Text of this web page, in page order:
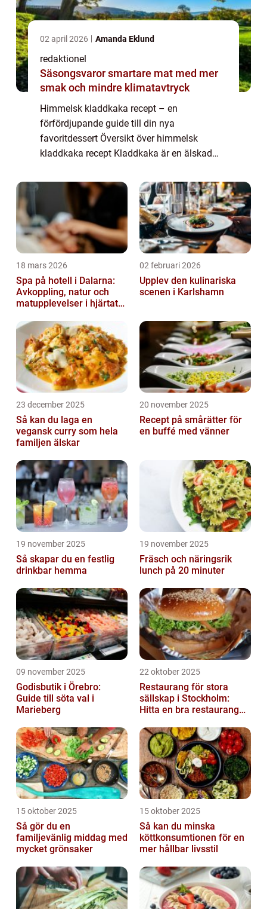
02 april 2026 Amanda Eklund
redaktionel
Säsongsvaror smartare mat med mer
smak och mindre klimatavtryck
Himmelsk kladdkaka recept – en
förfördjupande guide till din nya
favoritdessert Översikt över himmelsk
kladdkaka recept Kladdkaka är en älskad
en rik och chokladig smak. Himmelsk
kladdkaka är en förfinad...
18 mars 2026
Spa på hotell i Dalarna:
Avkoppling, natur och
matupplevelser i hjärtat
02 februari 2026
Upplev den kulinariska
scenen i Karlshamn
23 december 2025
Så kan du laga en
vegansk curry som hela
familjen älskar
20 november 2025
Recept på smårätter för
en buffé med vänner
19 november 2025
Så skapar du en festlig
drinkbar hemma
19 november 2025
Fräsch och näringsrik
lunch på 20 minuter
09 november 2025
Godisbutik i Örebro:
Guide till söta val i
Marieberg
22 oktober 2025
Restaurang för stora
sällskap i Stockholm:
Hitta en bra restaurang
15 oktober 2025
Så gör du en
familjevänlig middag med
mycket grönsaker
15 oktober 2025
Så kan du minska
köttkonsumtionen för en
mer hållbar livsstil